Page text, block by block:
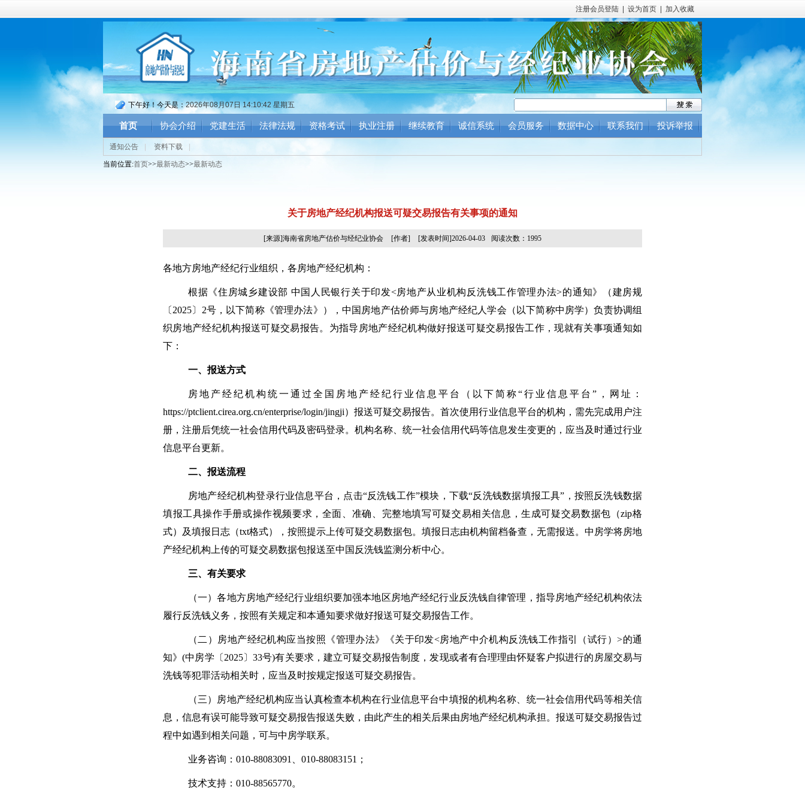
注册会员登陆 设为首页 加入收藏
下午好！今天是：2026年08月07日 14:10:43 星期五
首页 协会介绍 党建生活 法律法规 资格考试 执业注册 继续教育 诚信系统 会员服务 数据中心 联系我们 投诉举报
通知公告 资料下载
当前位置:首页>>最新动态>>最新动态
关于房地产经纪机构报送可疑交易报告有关事项的通知
[来源]海南省房地产估价与经纪业协会 [作者] [发表时间]2026-04-03 阅读次数：1995
各地方房地产经纪行业组织，各房地产经纪机构：
根据《住房城乡建设部 中国人民银行关于印发<房地产从业机构反洗钱工作管理办法>的通知》（建房规
〔2025〕2号，以下简称《管理办法》），中国房地产估价师与房地产经纪人学会（以下简称中房学）负责协调组
织房地产经纪机构报送可疑交易报告。为指导房地产经纪机构做好报送可疑交易报告工作，现就有关事项通知如
下：
一、报送方式
房地产经纪机构统一通过全国房地产经纪行业信息平台（以下简称“行业信息平台”，网址：
https://ptclient.cirea.org.cn/enterprise/login/jingji）报送可疑交易报告。首次使用行业信息平台的机构，需先完成用户注
册，注册后凭统一社会信用代码及密码登录。机构名称、统一社会信用代码等信息发生变更的，应当及时通过行业
信息平台更新。
二、报送流程
房地产经纪机构登录行业信息平台，点击“反洗钱工作”模块，下载“反洗钱数据填报工具”，按照反洗钱数据
填报工具操作手册或操作视频要求，全面、准确、完整地填写可疑交易相关信息，生成可疑交易数据包（zip格
式）及填报日志（txt格式），按照提示上传可疑交易数据包。填报日志由机构留档备查，无需报送。中房学将房地
产经纪机构上传的可疑交易数据包报送至中国反洗钱监测分析中心。
三、有关要求
（一）各地方房地产经纪行业组织要加强本地区房地产经纪行业反洗钱自律管理，指导房地产经纪机构依法
履行反洗钱义务，按照有关规定和本通知要求做好报送可疑交易报告工作。
（二）房地产经纪机构应当按照《管理办法》《关于印发<房地产中介机构反洗钱工作指引（试行）>的通
知》(中房学〔2025〕33号)有关要求，建立可疑交易报告制度，发现或者有合理理由怀疑客户拟进行的房屋交易与
洗钱等犯罪活动相关时，应当及时按规定报送可疑交易报告。
（三）房地产经纪机构应当认真检查本机构在行业信息平台中填报的机构名称、统一社会信用代码等相关信
息，信息有误可能导致可疑交易报告报送失败，由此产生的相关后果由房地产经纪机构承担。报送可疑交易报告过
程中如遇到相关问题，可与中房学联系。
业务咨询：010-88083091、010-88083151；
技术支持：010-88565770。